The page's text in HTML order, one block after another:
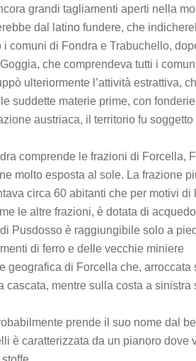
grandi tagliamenti aperti nella
dal latino fundere, che
comuni di Fondra e Trabuchello,
che comprendeva tutti i
ulteriormente l’attività estrattiva,
suddette materie prime, con
austriaca, il territorio fu
comprende le frazioni di
molto esposta al sole. La frazione
circa 60 abitanti che per motivi
le altre frazioni, è dotata di
Pusdosso è raggiungibile solo a
di ferro e delle vecchie miniere
geografica di Forcella che,
cascata, mentre sulla costa a
prende il suo nome dal
è caratterizzata da un pianoro